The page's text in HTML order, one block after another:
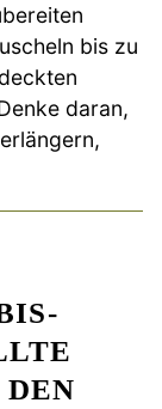
bis zu
daran,